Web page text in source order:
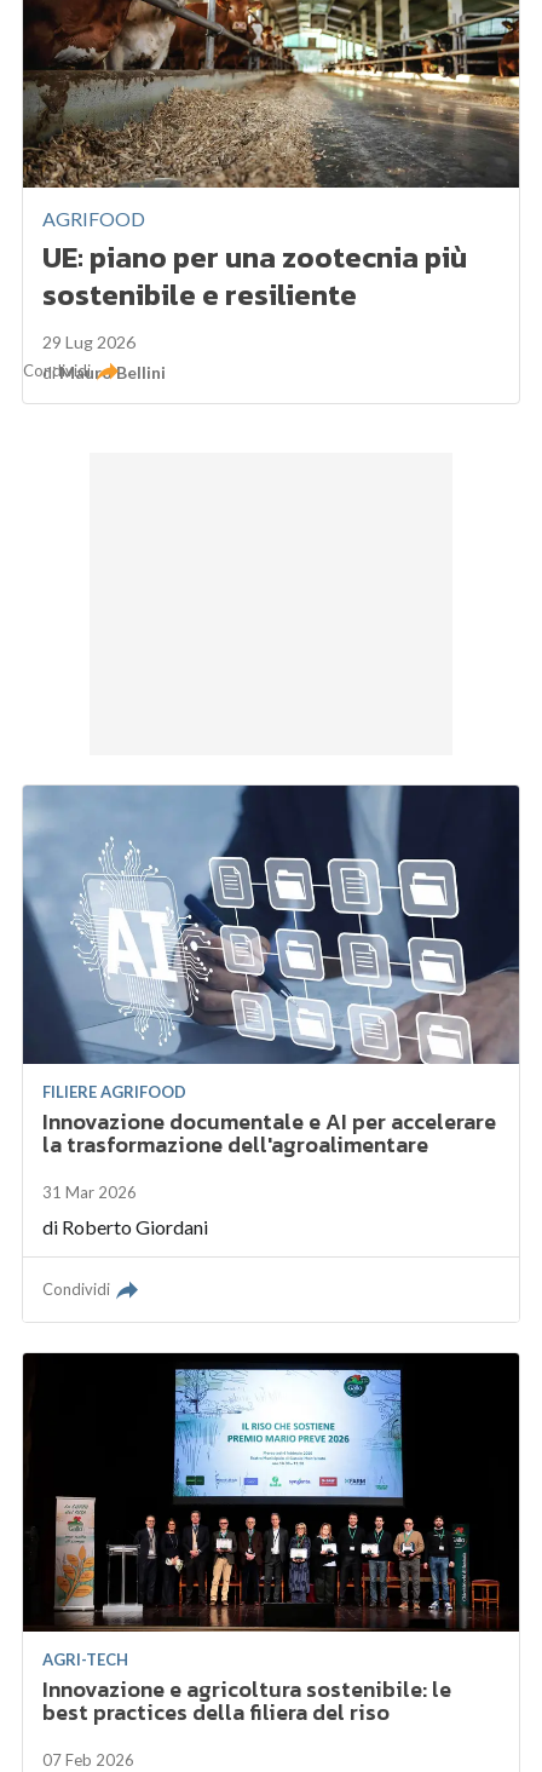
AGRIFOOD
UE: piano per una zootecnia più
sostenibile e resiliente
29 Lug 2026
diMauro Bellini
Condividi
FILIERE AGRIFOOD
Innovazione documentale e AI per accelerare
la trasformazione dell'agroalimentare
31 Mar 2026
di Roberto Giordani
Condividi
AGRI-TECH
Innovazione e agricoltura sostenibile: le
best practices della filiera del riso
07 Feb 2026